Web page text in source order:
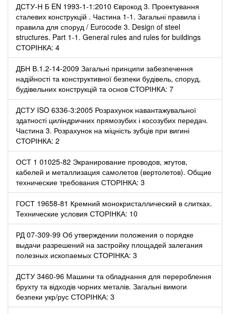
ДСТУ-Н Б EN 1993-1-1:2010 Єврокод 3. Проектування
сталевих конструкцій . Частина 1-1. Загальні правила і
правила для споруд / Eurocode 3. Design of steel
structures. Part 1-1. General rules and rules for buildings
СТОРІНКА: 4
ДБН В.1.2-14-2009 Загальні принципи забезпечення
надійності та конструктивної безпеки будівель, споруд,
будівельних конструкцій та основ СТОРІНКА: 7
ДСТУ ISO 6336-3:2005 Розрахунок навантажувальної
здатності циліндричних прямозубих і косозубих передач.
Частина 3. Розрахунок на міцність зубців при вигині
СТОРІНКА: 2
ОСТ 1 01025-82 Экранирование проводов, жгутов,
кабелей и металлизация самолетов (вертолетов). Общие
технические требования СТОРІНКА: 3
ГОСТ 19658-81 Кремний монокристаллический в слитках.
Технические условия СТОРІНКА: 10
РД 07-309-99 Об утверждении положения о порядке
выдачи разрешений на застройку площадей залегания
полезных ископаемых СТОРІНКА: 3
ДСТУ 3460-96 Машини та обладнання для перероблення
брухту та відходів чорних металів. Загальні вимоги
безпеки укр/рус СТОРІНКА: 3